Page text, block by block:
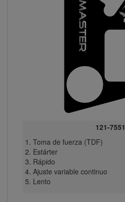
121-7551
Toma de fuerza (TDF)
Estárter
Rápido
Ajuste variable continuo
Lento